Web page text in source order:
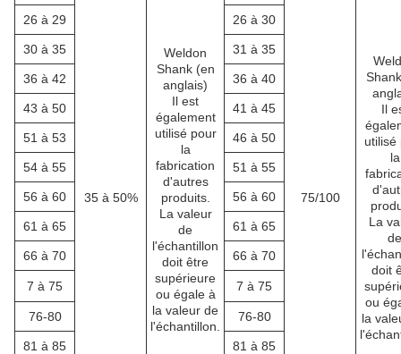
35 à 50%
Weldon
Shank (en
anglais)
Il est
également
utilisé pour
la
fabrication
d'autres
produits.
La valeur
de
l'échantillon
doit être
supérieure
ou égale à
la valeur de
l'échantillon.
75/100
Il
utilisé
la
La
de
doit
ou
la
26 à 29 26 à 30
30 à 35 31 à 35
36 à 42 36 à 40
43 à 50 41 à 45
51 à 53 46 à 50
54 à 55 51 à 55
56 à 60 56 à 60
61 à 65 61 à 65
66 à 70 66 à 70
7 à 75 7 à 75
76-80 76-80
81 à 85 81 à 85